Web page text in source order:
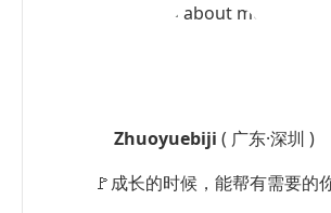
Zhuoyuebiji ( 广东·深圳 )
🚩成长的时候，能帮有需要的